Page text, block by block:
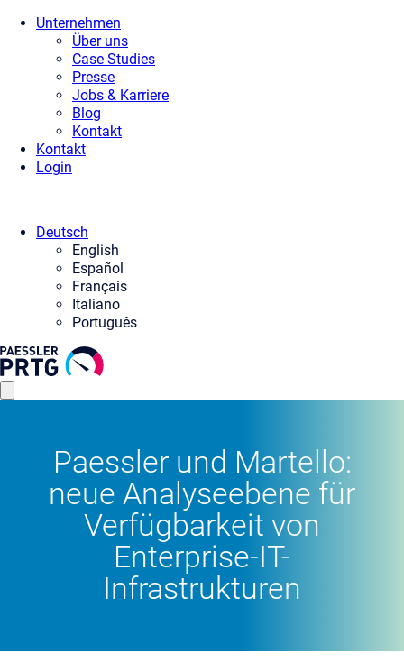
Unternehmen
Über uns
Case Studies
Presse
Jobs & Karriere
Blog
Kontakt
Kontakt
Login
Deutsch
English
Español
Français
Italiano
Português
Paessler und Martello:
neue Analyseebene für
Verfügbarkeit von
Enterprise-IT-
Infrastrukturen